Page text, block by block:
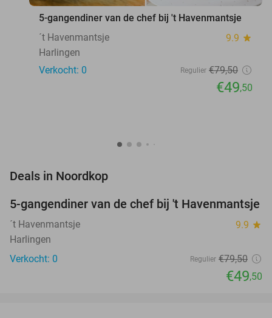
5-gangendiner van de chef bij 't Havenmantsje
´t Havenmantsje
9.9 star
Harlingen
Verkocht: 0
Regulier €79,50
€49,50
Deals in Noordkop
38%
NEW
TODAY
5-gangendiner van de chef bij 't Havenmantsje
´t Havenmantsje 9.9 star
Harlingen
Verkocht: 0
Regulier €79,50
€49,50